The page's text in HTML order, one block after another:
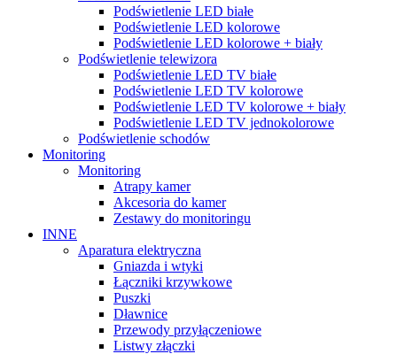
Podświetlenie LED białe
Podświetlenie LED kolorowe
Podświetlenie LED kolorowe + biały
Podświetlenie telewizora
Podświetlenie LED TV białe
Podświetlenie LED TV kolorowe
Podświetlenie LED TV kolorowe + biały
Podświetlenie LED TV jednokolorowe
Podświetlenie schodów
Monitoring
Monitoring
Atrapy kamer
Akcesoria do kamer
Zestawy do monitoringu
INNE
Aparatura elektryczna
Gniazda i wtyki
Łączniki krzywkowe
Puszki
Dławnice
Przewody przyłączeniowe
Listwy złączki